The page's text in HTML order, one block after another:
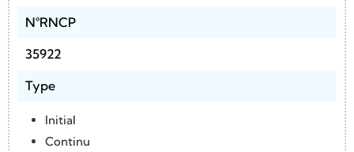
N°RNCP
35922
Type
Initial
Continu